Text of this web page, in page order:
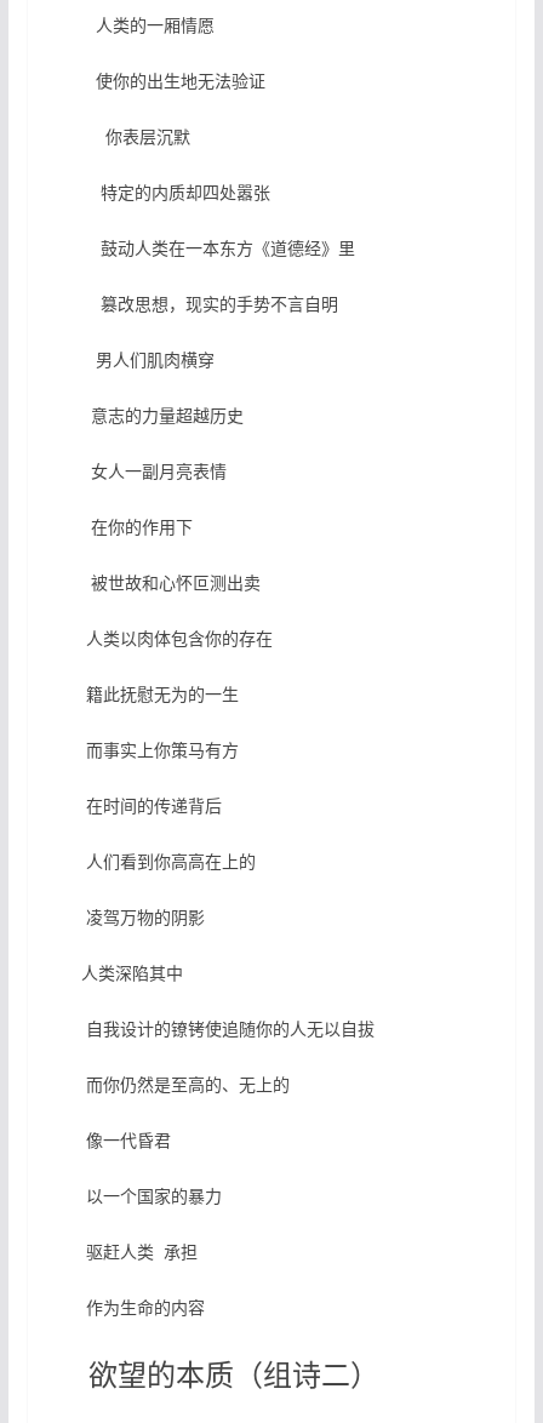
人类的一厢情愿
使你的出生地无法验证
你表层沉默
特定的内质却四处嚣张
鼓动人类在一本东方《道德经》里
篡改思想，现实的手势不言自明
男人们肌肉横穿
意志的力量超越历史
女人一副月亮表情
在你的作用下
被世故和心怀叵测出卖
人类以肉体包含你的存在
籍此抚慰无为的一生
而事实上你策马有方
在时间的传递背后
人们看到你高高在上的
凌驾万物的阴影
人类深陷其中
自我设计的镣铐使追随你的人无以自拔
而你仍然是至高的、无上的
像一代昏君
以一个国家的暴力
驱赶人类 承担
作为生命的内容
欲望的本质（组诗二）